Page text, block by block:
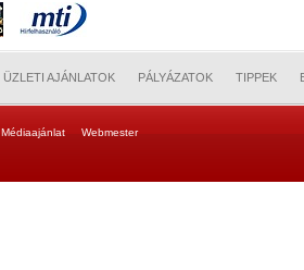
ÜZLETI AJÁNLATOK PÁLYÁZATOK TIPPEK
Médiaajánlat Webmester